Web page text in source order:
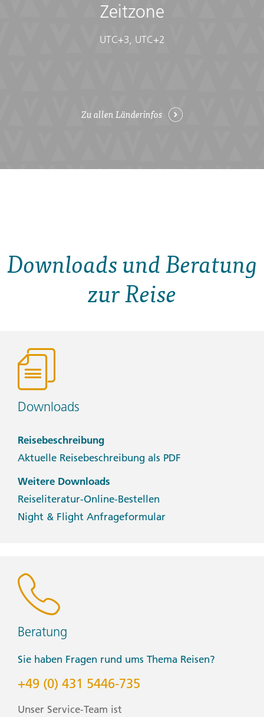
Zeitzone
UTC+3, UTC+2
Zu allen Länderinfos
Downloads und Beratung
zur Reise
Downloads
Reisebeschreibung
Aktuelle Reisebeschreibung als PDF
Weitere Downloads
Reiseliteratur-Online-Bestellen
Night & Flight Anfrageformular
Beratung
Sie haben Fragen rund ums Thema Reisen?
+49 (0) 431 5446-735
Unser Service-Team ist